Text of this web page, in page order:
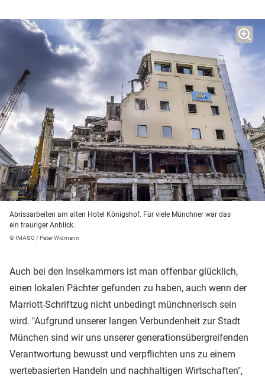
Abrissarbeiten am alten Hotel Königshof. Für viele Münchner war das
ein trauriger Anblick.
© IMAGO / Peter Widmann
Auch bei den Inselkammers ist man offenbar glücklich,
einen lokalen Pächter gefunden zu haben, auch wenn der
Marriott-Schriftzug nicht unbedingt münchnerisch sein
wird. "Aufgrund unserer langen Verbundenheit zur Stadt
München sind wir uns unserer generationsübergreifenden
Verantwortung bewusst und verpflichten uns zu einem
wertebasierten Handeln und nachhaltigen Wirtschaften",